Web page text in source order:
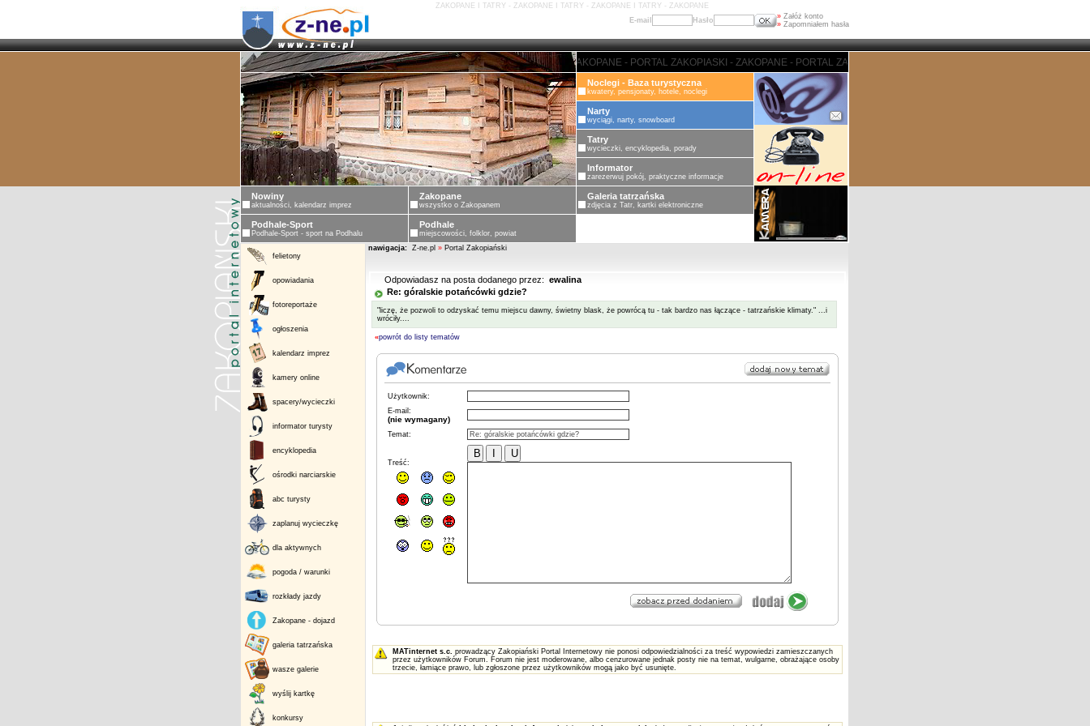
ZAKOPANE I TATRY - ZAKOPANE I TATRY - ZAKOPANE I TATRY - ZAKOPANE
E-mail
Hasło » Załóż konto
» Zapomniałem hasła
ZAKOPANE - PORTAL ZAKOPIASKI - ZAKOPANE - PORTAL ZAKOPIASKI - ZAKOPANE - PORTAL ZAKOPIASKI -
Noclegi - Baza turystyczna
kwatery, pensjonaty, hotele, noclegi
Narty
wyciągi, narty, snowboard
Tatry
wycieczki, encyklopedia, porady
Informator
zarezerwuj pokój, praktyczne informacje
Nowiny
aktualności, kalendarz imprez
Zakopane
wszystko o Zakopanem
Galeria tatrzańska
zdjęcia z Tatr, kartki elektroniczne
Podhale-Sport
Podhale-Sport - sport na Podhalu
Podhale
miejscowości, folklor, powiat
felietony
opowiadania
fotoreportaże
ogłoszenia
kalendarz imprez
kamery online
spacery/wycieczki
informator turysty
encyklopedia
ośrodki narciarskie
abc turysty
zaplanuj wycieczkę
dla aktywnych
pogoda / warunki
rozkłady jazdy
Zakopane - dojazd
galeria tatrzańska
wasze galerie
wyślij kartkę
konkursy
nawigacja: Z-ne.pl » Portal Zakopiański
Odpowiadasz na posta dodanego przez: ewalina
Re: góralskie potańcówki gdzie?
"liczę, że pozwoli to odzyskać temu miejscu dawny, świetny blask, że powrócą tu - tak bardzo nas łączące - tatrzańskie klimaty." ...i
wróciły....
«powrót do listy tematów
Użytkownik:
E-mail:
(nie wymagany)
Temat:
Treść:
MATinternet s.c. prowadzący Zakopiański Portal Internetowy nie ponosi odpowiedzialności za treść wypowiedzi zamieszczanych
przez użytkowników Forum. Forum nie jest moderowane, albo cenzurowane jednak posty nie na temat, wulgarne, obrażające osoby
trzecie, łamiące prawo, lub zgłoszone przez użytkowników mogą jako być usunięte.